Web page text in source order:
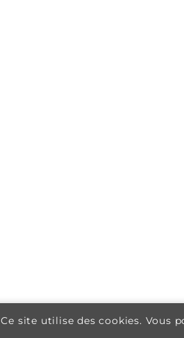
Ce site utilise des cookies. Vous